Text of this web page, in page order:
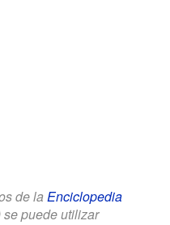
de la Enciclopedia
puede utilizar